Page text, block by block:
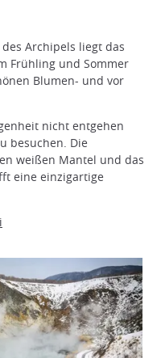
Archipels liegt das
Frühling und Sommer
Blumen- und vor
nicht entgehen
besuchen. Die
weißen Mantel und das
eine einzigartige